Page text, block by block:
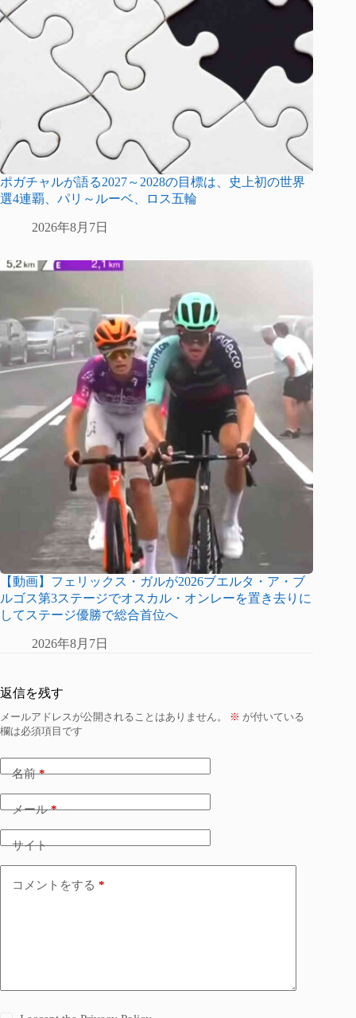
ポガチャルが語る2027～2028の目標は、史上初の世界
選4連覇、パリ～ルーベ、ロス五輪
2026年8月7日
【動画】フェリックス・ガルが2026ブエルタ・ア・ブ
ルゴス第3ステージでオスカル・オンレーを置き去りに
してステージ優勝で総合首位へ
2026年8月7日
返信を残す
メールアドレスが公開されることはありません。 ※ が付いている
欄は必須項目です
名前*
メール*
サイト
コメントをする *